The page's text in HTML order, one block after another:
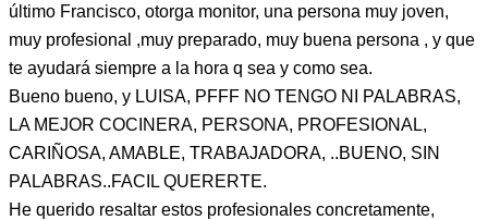
último Francisco, otorga monitor, una persona muy joven,
muy profesional ,muy preparado, muy buena persona , y que
te ayudará siempre a la hora q sea y como sea.
Bueno bueno, y LUISA, PFFF NO TENGO NI PALABRAS,
LA MEJOR COCINERA, PERSONA, PROFESIONAL,
CARIÑOSA, AMABLE, TRABAJADORA, ..BUENO, SIN
PALABRAS..FACIL QUERERTE.
He querido resaltar estos profesionales concretamente,